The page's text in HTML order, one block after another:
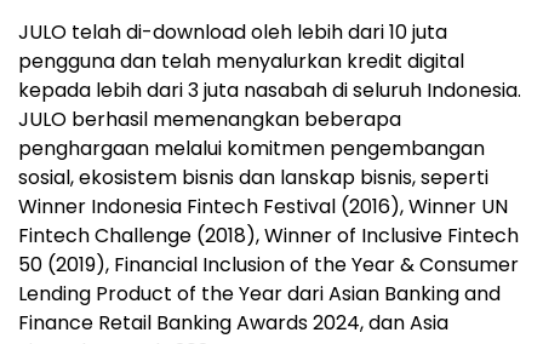
JULO telah di-download oleh lebih dari 10 juta
pengguna dan telah menyalurkan kredit digital
kepada lebih dari 3 juta nasabah di seluruh Indonesia.
JULO berhasil memenangkan beberapa
penghargaan melalui komitmen pengembangan
sosial, ekosistem bisnis dan lanskap bisnis, seperti
Winner Indonesia Fintech Festival (2016), Winner UN
Fintech Challenge (2018), Winner of Inclusive Fintech
50 (2019), Financial Inclusion of the Year & Consumer
Lending Product of the Year dari Asian Banking and
Finance Retail Banking Awards 2024, dan Asia